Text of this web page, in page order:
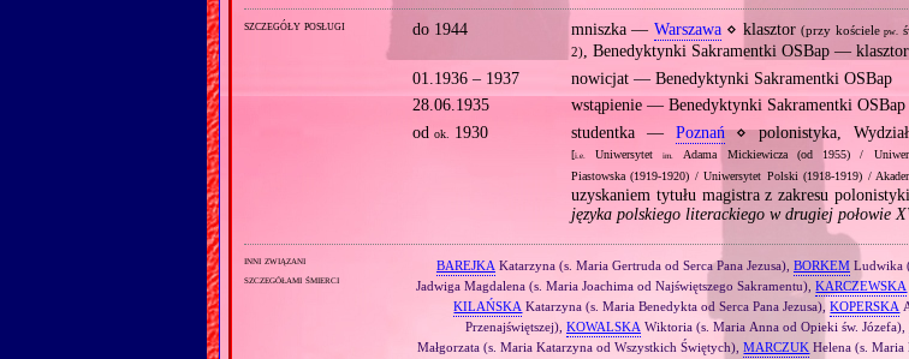
szczegóły posługi do 1944 mniszka — Warszawa⋄ klasztor(przy kościelepw.
2), Benedyktynki Sakramentki OSBap —
01.1936 – 1937
nowicjat — Benedyktynki Sakramentki OSBap
28.06.1935
wstąpienie — Benedyktynki Sakramentki OSBap
odok. 1930 studentka — Poznań⋄ polonistyka, Wydział
[i.e. Uniwersytetim.
Adama Mickiewicza (od 1955) /
Piastowska (1919‐1920) / Uniwersytet Polski (1918‐1919) /
uzyskaniem tytułu magistra z zakresu
języka polskiego literackiego w drugiej połowie
inni związani
szczegółami śmierci
BAREJKA Katarzyna (s. Maria Gertruda od Serca Pana Jezusa), BORKEMLudwika
Jadwiga Magdalena (s. Maria Joachima od Najświętszego Sakramentu),KARCZEWSKA
KILAŃSKA Katarzyna (s. Maria Benedykta od Serca Pana Jezusa),KOPERSKA
Przenajświętszej), KOWALSKA Wiktoria (s. Maria Anna od Opieki św. Józefa),
Małgorzata (s. Maria Katarzyna od Wszystkich Świętych),MARCZUK Helena (s.